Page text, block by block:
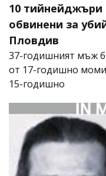
10
обвинени за
Пловдив
37-годишният мъж
от 17-годишно
15-годишно